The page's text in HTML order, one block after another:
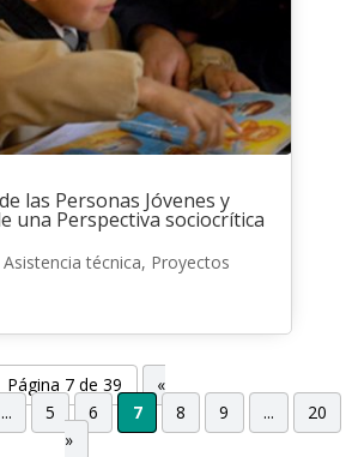
las Personas Jóvenes y
una Perspectiva sociocrítica
Asistencia técnica, Proyectos
Página 7 de 39
«
... 5 6 7 8 9 ...
20
»